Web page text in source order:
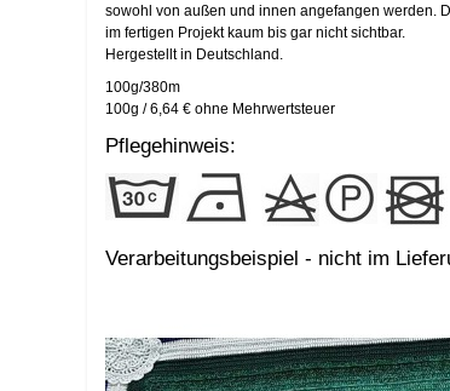
sowohl von außen und innen angefangen werden.
im fertigen Projekt kaum bis gar nicht sichtbar.
Hergestellt in Deutschland.
100g/380m
100g / 6,64 € ohne Mehrwertsteuer
Pflegehinweis:
Verarbeitungsbeispiel - nicht im